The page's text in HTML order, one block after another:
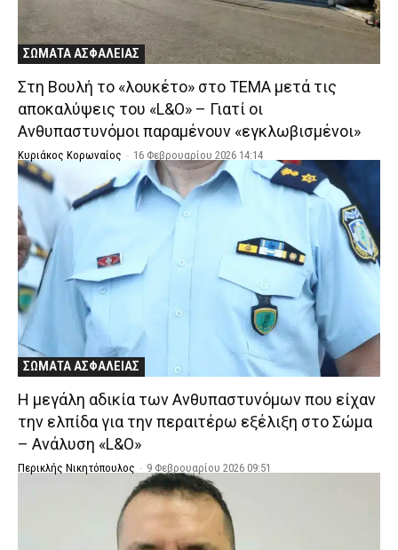
ΣΩΜΑΤΑ ΑΣΦΑΛΕΙΑΣ
Στη Βουλή το «λουκέτο» στο ΤΕΜΑ μετά τις
αποκαλύψεις του «L&O» – Γιατί οι
Ανθυπαστυνόμοι παραμένουν «εγκλωβισμένοι»
Κυριάκος Κορωναίος - 16 Φεβρουαρίου 2026 14:14
ΣΩΜΑΤΑ ΑΣΦΑΛΕΙΑΣ
Η μεγάλη αδικία των Ανθυπαστυνόμων που είχαν
την ελπίδα για την περαιτέρω εξέλιξη στο Σώμα
– Ανάλυση «L&O»
Περικλής Νικητόπουλος - 9 Φεβρουαρίου 2026 09:51